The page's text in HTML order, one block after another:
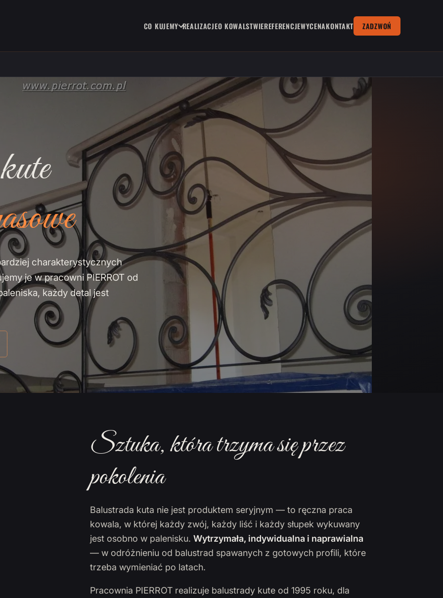
CO KUJEMY REALIZACJEO KOWALSTWIEREFERENCJEWYCENAKONTAKT ZADZWOŃ
charakterystycznych
je w pracowni PIERROT od
każdy detal jest
Sztuka, która trzyma się przez
pokolenia
Balustrada kuta nie jest produktem seryjnym — to ręczna praca
kowala, w której każdy zwój, każdy liść i każdy słupek wykuwany
jest osobno w palenisku. Wytrzymała, indywidualna i naprawialna
— w odróżnieniu od balustrad spawanych z gotowych profili, które
trzeba wymieniać po latach.
Pracownia PIERROT realizuje balustrady kute od 1995 roku, dla